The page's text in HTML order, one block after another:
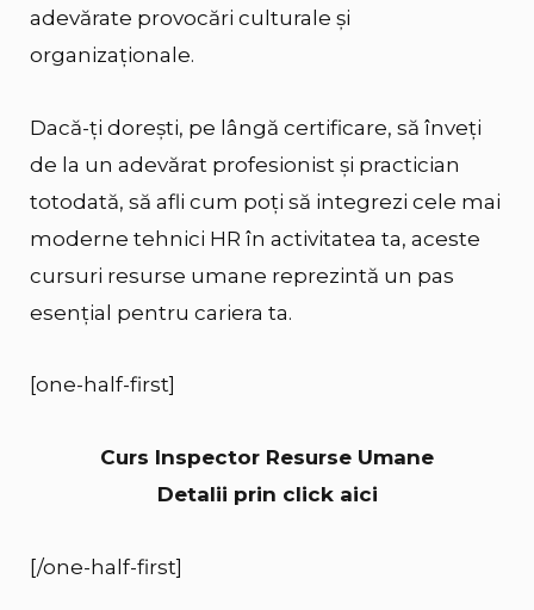
adevărate provocări culturale și
organizaționale.
Dacă-ți dorești, pe lângă certificare, să înveți
de la un adevărat profesionist și practician
totodată, să afli cum poți să integrezi cele mai
moderne tehnici HR în activitatea ta, aceste
cursuri resurse umane reprezintă un pas
esențial pentru cariera ta.
[one-half-first]
Curs Inspector Resurse Umane
Detalii prin click aici
[/one-half-first]